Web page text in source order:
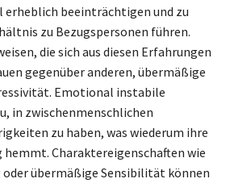
beeinträchtigen und zu
zu Bezugspersonen führen.
die sich aus diesen Erfahrungen
gegenüber anderen, übermäßige
Emotional instabile
in zwischenmenschlichen
zu haben, was wiederum ihre
hemmt. Charaktereigenschaften wie
übermäßige Sensibilität können